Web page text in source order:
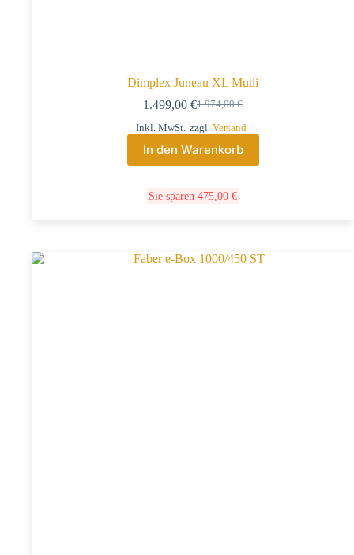
Dimplex Juneau XL Mutli
1.974,00€
1.499,00 €
Inkl. MwSt. zzgl. Versand
In den Warenkorb
Sie sparen 475,00 €